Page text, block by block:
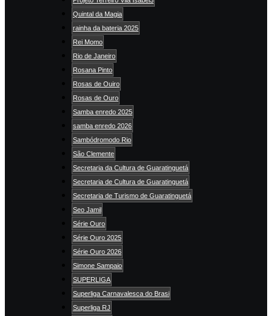
Quintal da Magia
rainha da bateria 2025
Rei Momo
Rio de Janeiro
Rosana Pinto
Rosas de Ouiro
Rosas de Ouro
Samba enredo 2025
samba enredo 2026
Sambódromodo Rio
São Clemente
Secretaria da Cultura de Guaratinguetá
Secretaria de Cultura de Guaratinguetá
Secretaria de Turismo de Guaratinguetá
Seo Jamil
Série Ouro
Série Ouro 2025
Série Ouro 2026
Simone Sampaio
SUPERLIGA
Superliga Carnavalesca do Brasi
Superliga RJ